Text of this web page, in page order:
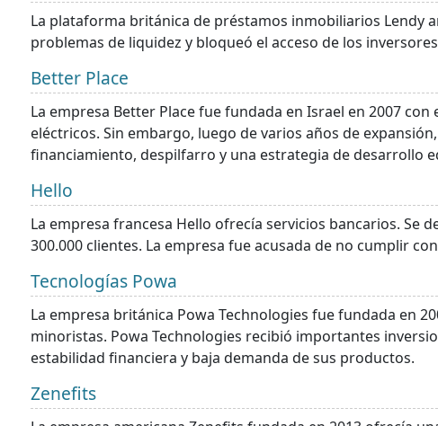
La plataforma británica de préstamos inmobiliarios Lendy
problemas de liquidez y bloqueó el acceso de los
Better Place
La empresa Better Place fue fundada en Israel en 2007
eléctricos. Sin embargo, luego de varios años de
financiamiento, despilfarro y una estrategia de desarrollo
Hello
La empresa francesa Hello ofrecía servicios bancarios. Se
300.000 clientes. La empresa fue acusada de no cumplir
Tecnologías Powa
La empresa británica Powa Technologies fue fundada en
minoristas. Powa Technologies recibió importantes
estabilidad financiera y baja demanda de sus productos.
Zenefits